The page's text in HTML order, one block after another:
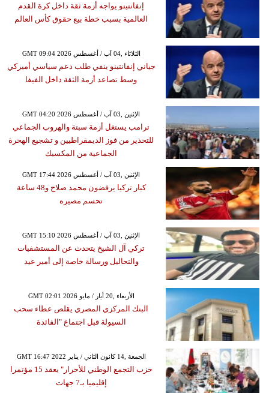
إنفانتينو يواجه أزمة ثقة داخل كرة القدم
العالمية بسبب خطة بيع حقوق كأس العالم
GMT 09:04 2026 الثلاثاء ,04 آب / أغسطس
جياني إنفانتينو ينفي طلب دعم سياسي أميركي
وسط تصاعد أزمة الثقة داخل الفيفا
GMT 04:20 2026 الإثنين ,03 آب / أغسطس
ترامب يستغل أزمة سبتة والهروب الجماعي
للتحذير من فوز الديمقراطيين و تشجيع الهحرة
الجماعية من المكسيك
GMT 17:44 2026 الإثنين ,03 آب / أغسطس
كبار تركيا يرفضون محمد صلاح و48 ساعة
تحسم مصيره
GMT 15:10 2026 الإثنين ,03 آب / أغسطس
تركي آل الشيخ يتحدث عن المستشفيات
والتحاليل ورسالة خاصة إلى أمير عيد
GMT 02:01 2026 الأربعاء ,20 أيار / مايو
البنك المركزي المصري يقلص عطاء سحب
السيولة قبل اجتماع "الفائدة
GMT 16:47 2022 الجمعة ,14 كانون الثاني / يناير
حزب التجمع الوطني للأحرار" يعقد 15 مؤتمرا
إقليميا بـ7 جهات